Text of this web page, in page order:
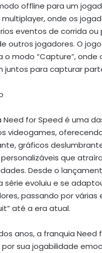
offline para um
onde os
eventos de corrida ou
outros jogadores. O
o modo “Capture”, onde
juntos para capturar
Need for Speed é uma
videogames,
gráficos
que
Desde o
série evoluiu e se
passando por várias
até a era atual.
anos, a franquia Need
sua jogabilidade